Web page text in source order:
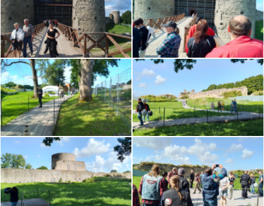
центра, а также поучаствовать в строительстве
маяка «Дружбы». Экскурсия, покормим и
пообщаемся с животными (лошадки и ослики, они
такие :)).
10:30 Сбор на АЗС Taboil Гостилицкого шоссе
(59.868334,29.823352)
11:00 Старт
12:00 Крепость Копорье
13:00 Обед
14:30 «СвободаЦентр»